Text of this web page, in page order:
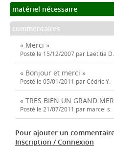
matériel nécessaire
commentaires
« Merci »
Posté le 15/12/2007 par Laëtitia D.
« Bonjour et merci »
Posté le 05/01/2011 par Cédric Y.
« TRES BIEN UN GRAND
Posté le 21/07/2011 par marcel s.
Pour ajouter un
Inscription / Connexion